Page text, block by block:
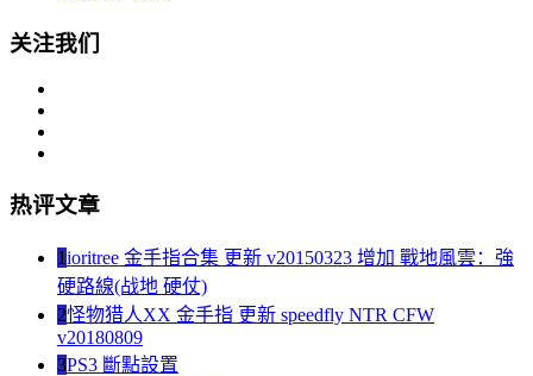
关注我们
热评文章
1ioritree 金手指合集 更新 v20150323 增加 戰地風雲：強
硬路線(战地 硬仗)
2怪物猎人XX 金手指 更新 speedfly NTR CFW
v20180809
3PS3 斷點設置